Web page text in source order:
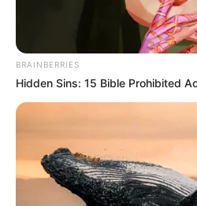
BRAINBERRIES
Hidden Sins: 15 Bible Prohibited